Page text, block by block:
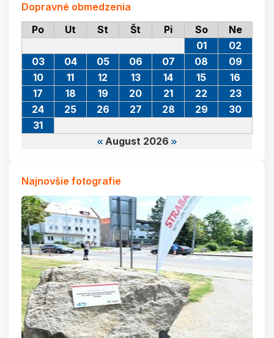
Dopravné obmedzenia
Po
Ut St Št Pi So Ne
August 2026
01
02
03
04 05 06 07 08
09
10
11 12 13 14 15
16
17
18 19 20 21 22
23
24
25 26 27 28 29
30
31
Najnovšie fotografie